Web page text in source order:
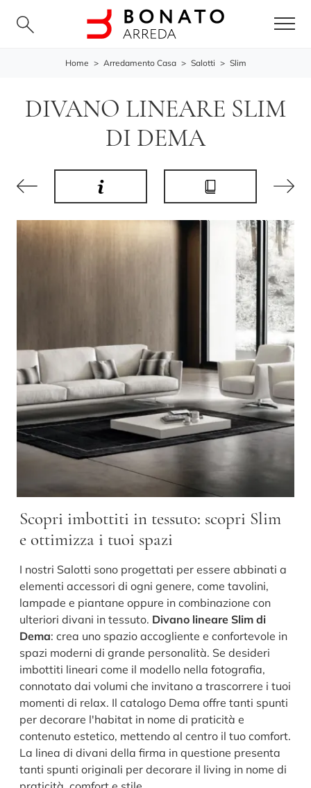
Home > Arredamento Casa > Salotti > Slim
DIVANO LINEARE SLIM
DI DEMA
Scopri imbottiti in tessuto: scopri Slim
e ottimizza i tuoi spazi
I nostri Salotti sono progettati per essere abbinati a
elementi accessori di ogni genere, come tavolini,
lampade e piantane oppure in combinazione con
ulteriori divani in tessuto. Divano lineare Slim di
Dema: crea uno spazio accogliente e confortevole in
spazi moderni di grande personalità. Se desideri
imbottiti lineari come il modello nella fotografia,
connotato dai volumi che invitano a trascorrere i tuoi
momenti di relax. Il catalogo Dema offre tanti spunti
per decorare l'habitat in nome di praticità e
contenuto estetico, mettendo al centro il tuo comfort.
La linea di divani della firma in questione presenta
tanti spunti originali per decorare il living in nome di